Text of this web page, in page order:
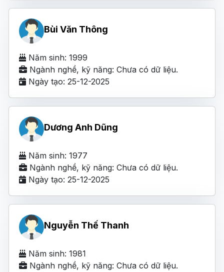
Bùi Văn Thông
Năm sinh: 1999
Ngành nghề, kỹ năng: Chưa có dữ liệu.
Ngày tạo: 25-12-2025
Dương Anh Dũng
Năm sinh: 1977
Ngành nghề, kỹ năng: Chưa có dữ liệu.
Ngày tạo: 25-12-2025
Nguyễn Thế Thanh
Năm sinh: 1981
Ngành nghề, kỹ năng: Chưa có dữ liệu.